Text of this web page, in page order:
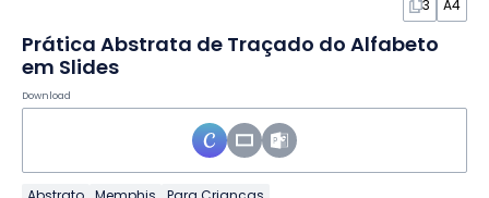
3 A4
Prática Abstrata de Traçado do Alfabeto
em Slides
Download